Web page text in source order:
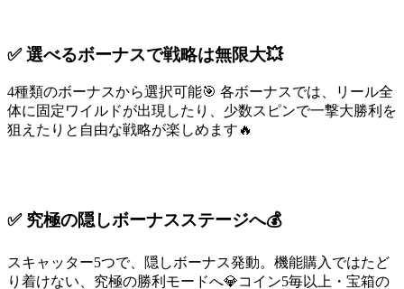
✅ 選べるボーナスで戦略は無限大💥
4種類のボーナスから選択可能🎯 各ボーナスでは、リール全
体に固定ワイルドが出現したり、少数スピンで一撃大勝利を
狙えたりと自由な戦略が楽しめます🔥
✅ 究極の隠しボーナスステージへ💰
スキャッター5つで、隠しボーナス発動。機能購入ではたど
り着けない、究極の勝利モードへ💎コイン5毎以上・宝箱の